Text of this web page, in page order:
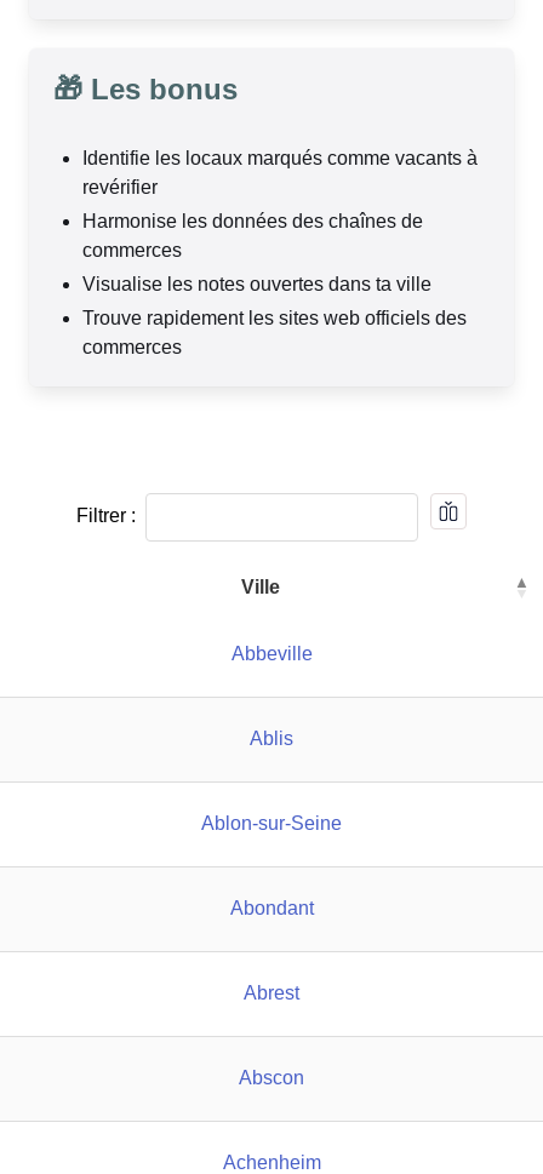
🎁 Les bonus
Identifie les locaux marqués comme vacants à
revérifier
Harmonise les données des chaînes de
commerces
Visualise les notes ouvertes dans ta ville
Trouve rapidement les sites web officiels des
commerces
Filtrer :
Ville
Abbeville
Ablis
Ablon-sur-Seine
Abondant
Abrest
Abscon
Achenheim